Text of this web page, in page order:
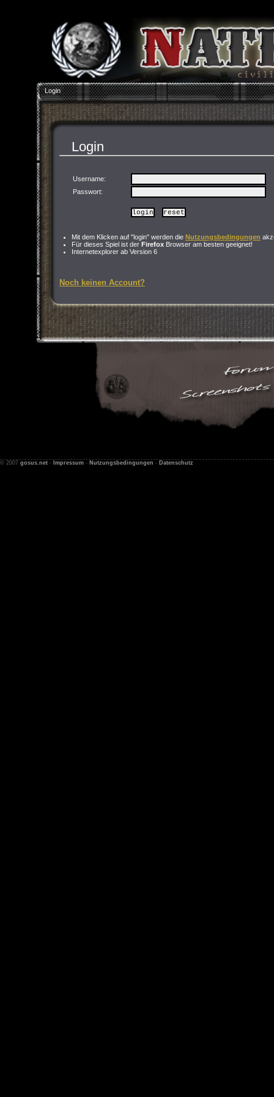
Login
Login
Username:
Passwort:
Mit dem Klicken auf "login" werden die Nutzungsbedingungen
Für dieses Spiel ist der Firefox Browser am besten geeignet!
Internetexplorer ab Version 6
Noch keinen Account?
© 2007 gosus.net - Impressum - Nutzungsbedingungen - Datenschutz